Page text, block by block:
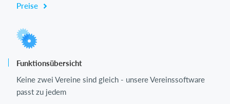
Preise
Funktionsübersicht
Keine zwei Vereine sind gleich - unsere Vereinssoftware
passt zu jedem